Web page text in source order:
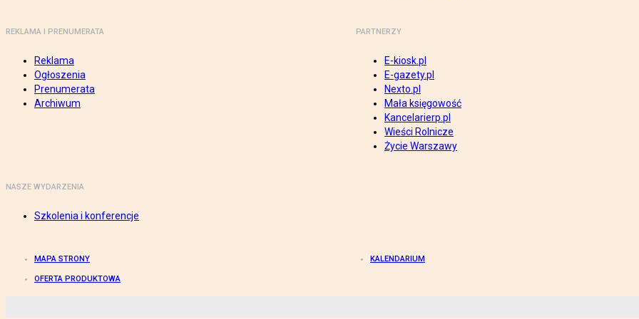
REKLAMA I PRENUMERATA
Reklama
Ogłoszenia
Prenumerata
Archiwum
PARTNERZY
E-kiosk.pl
E-gazety.pl
Nexto.pl
Mała księgowość
Kancelarierp.pl
Wieści Rolnicze
Życie Warszawy
NASZE WYDARZENIA
Szkolenia i konferencje
MAPA STRONY KALENDARIUM
OFERTA PRODUKTOWA